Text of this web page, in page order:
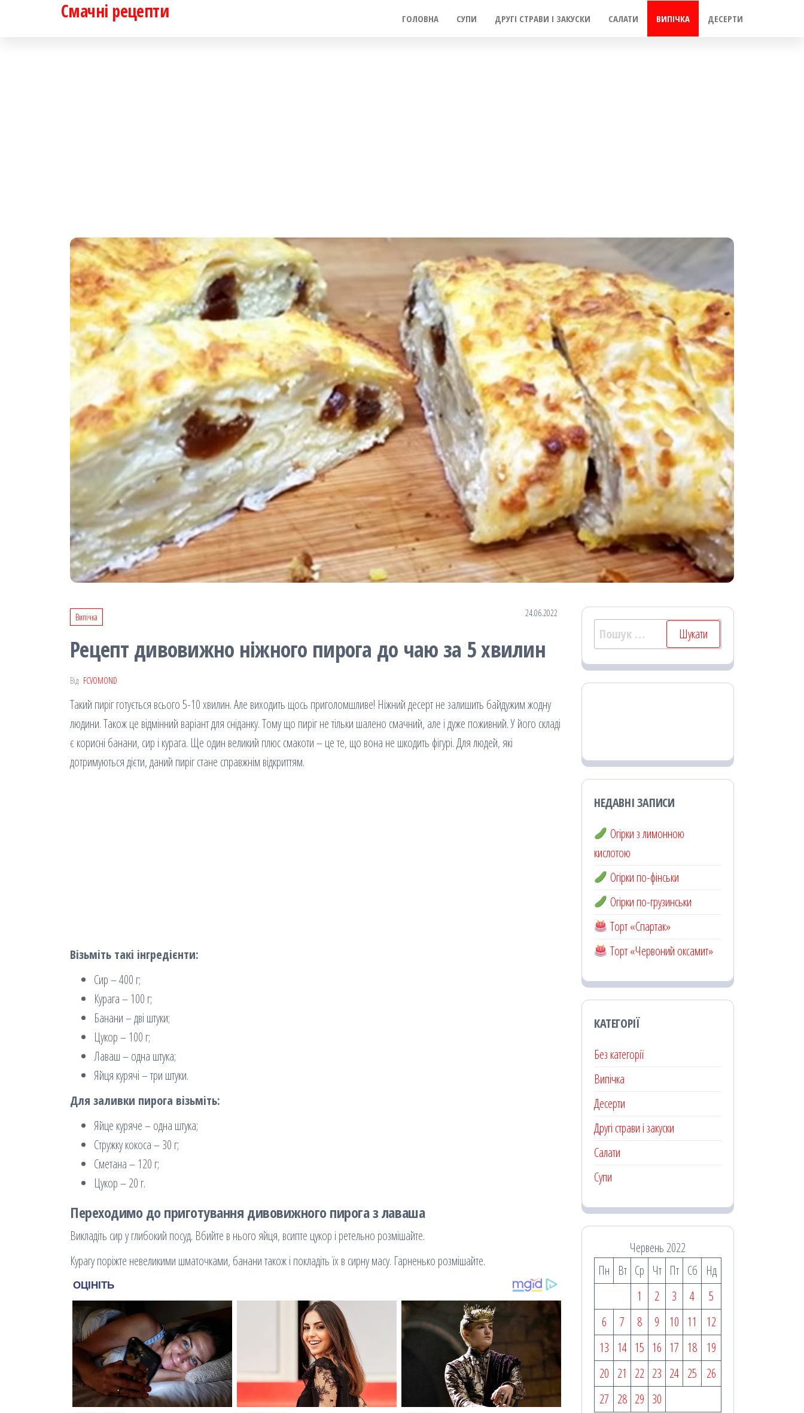
Смачні рецепти ГОЛОВНА СУПИ ДРУГІ СТРАВИ І ЗАКУСКИ САЛАТИ ВИПІЧКА ДЕСЕРТИ
Випічка 24.06.2022
Рецепт дивовижно ніжного пирога до чаю за 5 хвилин
Від FCVOMOND
Такий пиріг готується всього 5-10 хвилин. Але виходить щось приголомшливе! Ніжний десерт не залишить байдужим жодну
людини. Також це відмінний варіант для сніданку. Тому що пиріг не тільки шалено смачний, але і дуже поживний. У його складі
є корисні банани, сир і курага. Ще один великий плюс смакоти – це те, що вона не шкодить фігурі. Для людей, які
дотримуються дієти, даний пиріг стане справжнім відкриттям.
Візьміть такі інгредієнти:
Сир – 400 г;
Курага – 100 г;
Банани – дві штуки;
Цукор – 100 г;
Лаваш – одна штука;
Яйця курячі – три штуки.
Для заливки пирога візьміть:
Яйце куряче – одна штука;
Стружку кокоса – 30 г;
Сметана – 120 г;
Цукор – 20 г.
Переходимо до приготування дивовижного пирога з лаваша
Викладіть сир у глибокий посуд. Вбийте в нього яйця, всипте цукор і ретельно розмішайте.
Курагу поріжте невеликими шматочками, банани також і покладіть їх в сирну масу. Гарненько розмішайте.
Пошук:
НЕДАВНІ ЗАПИСИ
Огірки з лимонною
кислотою
Огірки по-фінськи
Огірки по-грузинськи
Торт «Спартак»
Торт «Червоний оксамит»
КАТЕГОРІЇ
Без категорії
Випічка
Десерти
Другі страви і закуски
Салати
Супи
Червень 2022
Пн
Вт Ср Чт Пт Сб
Нд
1
2 3 4
5
6
7 8 9 10 11
12
13 14 15 16 17 18
19
20 21 22 23 24 25
26
27 28 29 30